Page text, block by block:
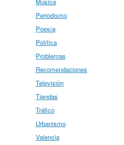
Periodismo
Poesía
Política
Problemas
Recomendaciones
Televisión
Tiendas
Tráfico
Urbanismo
Valencia